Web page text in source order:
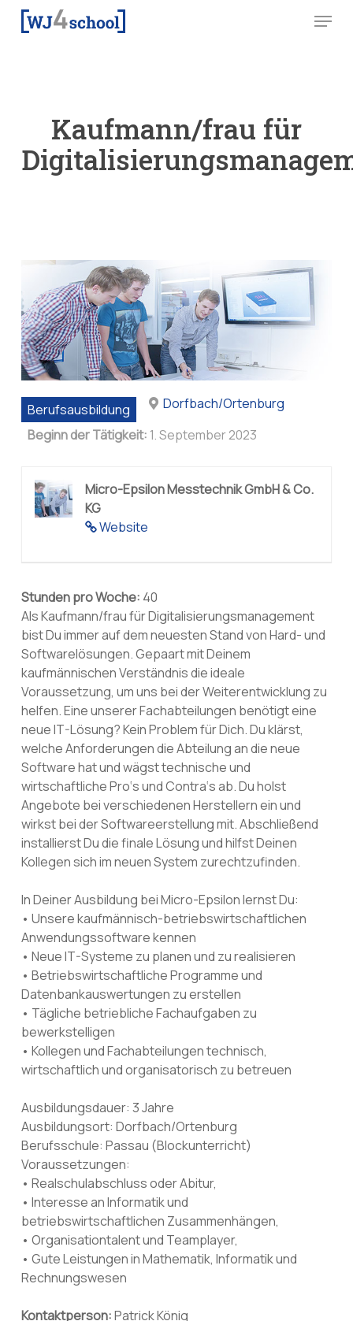
Skip
Menu
Kaufmann/frau für
Berufsausbildung
Dorfbach/Ortenburg
Beginn der Tätigkeit: 1. September 2023
Website
Micro-Epsilon Messtechnik GmbH & Co.
KG
Stunden pro Woche: 40
Als Kaufmann/frau für Digitalisierungsmanagement
bist Du immer auf dem neuesten Stand von Hard- und
Softwarelösungen. Gepaart mit Deinem
kaufmännischen Verständnis die ideale
Voraussetzung, um uns bei der Weiterentwicklung zu
helfen. Eine unserer Fachabteilungen benötigt eine
neue IT-Lösung? Kein Problem für Dich. Du klärst,
welche Anforderungen die Abteilung an die neue
Software hat und wägst technische und
wirtschaftliche Pro‘s und Contra‘s ab. Du holst
Angebote bei verschiedenen Herstellern ein und
wirkst bei der Softwareerstellung mit. Abschließend
installierst Du die finale Lösung und hilfst Deinen
Kollegen sich im neuen System zurechtzufinden.
In Deiner Ausbildung bei Micro-Epsilon lernst Du:
• Unsere kaufmännisch-betriebswirtschaftlichen
Anwendungssoftware kennen
• Neue IT-Systeme zu planen und zu realisieren
• Betriebswirtschaftliche Programme und
Datenbankauswertungen zu erstellen
• Tägliche betriebliche Fachaufgaben zu
bewerkstelligen
• Kollegen und Fachabteilungen technisch,
wirtschaftlich und organisatorisch zu betreuen
Ausbildungsdauer: 3 Jahre
Ausbildungsort: Dorfbach/Ortenburg
Berufsschule: Passau (Blockunterricht)
Voraussetzungen:
• Realschulabschluss oder Abitur,
• Interesse an Informatik und
betriebswirtschaftlichen Zusammenhängen,
• Organisationtalent und Teamplayer,
• Gute Leistungen in Mathematik, Informatik und
Rechnungswesen
Kontaktperson:Patrick König